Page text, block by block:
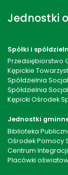
Jednostki
Spółki i
Przedsiębiorstwo
Kępickie
Spółdzielnia
Spółdzielnia
Kępicki Ośrodek
Jednostki
Biblioteka
Ośrodek Pomocy
Centrum Integracji
Placówki